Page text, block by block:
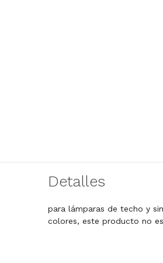
Detalles
para lámparas de techo y
colores, este producto no